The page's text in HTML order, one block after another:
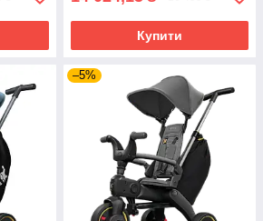
Купити
–5%